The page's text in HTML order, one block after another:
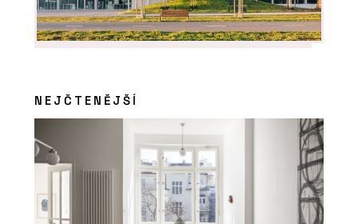
NEJČTENĚJŠÍ